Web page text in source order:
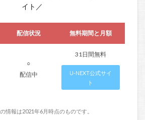
イト／
配信状況 無料期間と月額
○
配信中
31日間無料
U-NEXT公式サイ
ト
情報は2021年6月時点のものです。